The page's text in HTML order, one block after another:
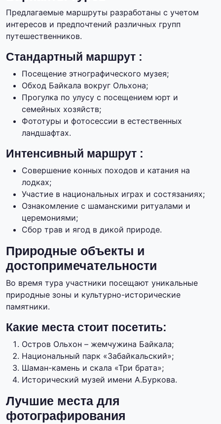
Предлагаемые маршруты разработаны с учетом
интересов и предпочтений различных групп
путешественников.
Стандартный маршрут :
Посещение этнографического музея;
Обход Байкала вокруг Ольхона;
Прогулка по улусу с посещением юрт и
семейных хозяйств;
Фототуры и фотосессии в естественных
ландшафтах.
Интенсивный маршрут :
Совершение конных походов и катания на
лодках;
Участие в национальных играх и состязаниях;
Ознакомление с шаманскими ритуалами и
церемониями;
Сбор трав и ягод в дикой природе.
Природные объекты и
достопримечательности
Во время тура участники посещают уникальные
природные зоны и культурно-исторические
памятники.
Какие места стоит посетить:
Остров Ольхон – жемчужина Байкала;
Национальный парк «Забайкальский»;
Шаман-камень и скала «Три брата»;
Исторический музей имени А.Буркова.
Лучшие места для
фотографирования